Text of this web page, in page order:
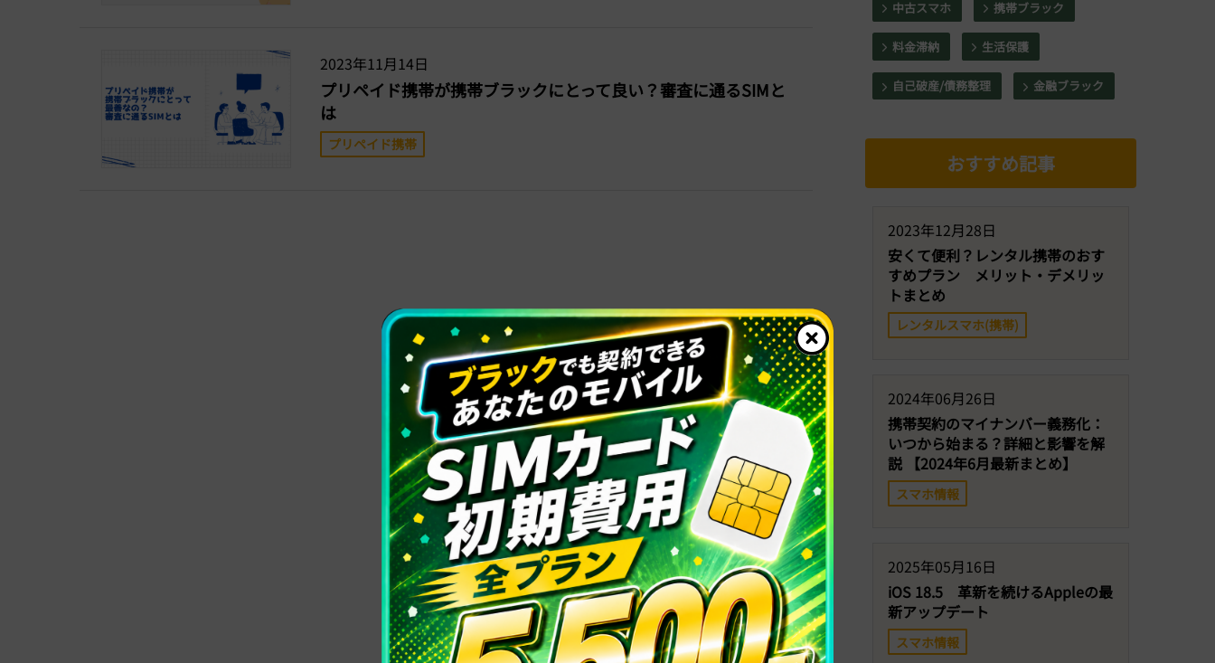
2023年11月14日
プリペイド携帯が携帯ブラックにとって良い？審査に通るSIMと
は
プリペイド携帯
中古スマホ 携帯ブラック
料金滞納 生活保護
自己破産/債務整理 金融ブラック
おすすめ記事
2023年12月28日
安くて便利？レンタル携帯のおす
すめプラン メリット・デメリッ
トまとめ
レンタルスマホ(携帯)
2024年06月26日
携帯契約のマイナンバー義務化：
いつから始まる？詳細と影響を解
説 【2024年6月最新まとめ】
スマホ情報
2025年05月16日
iOS 18.5 革新を続けるAppleの最
新アップデート
スマホ情報